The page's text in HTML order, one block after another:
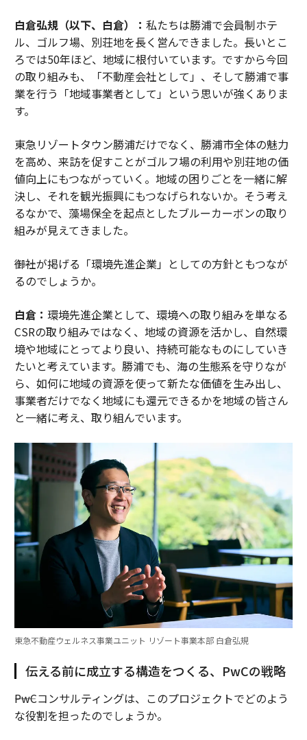
白倉弘規（以下、白倉）： 私たちは勝浦で会員制ホテ
ル、ゴルフ場、別荘地を長く営んできました。長いとこ
ろでは50年ほど、地域に根付いています。ですから今回
の取り組みも、「不動産会社として」、そして勝浦で事
業を行う「地域事業者として」という思いが強くありま
す。
東急リゾートタウン勝浦だけでなく、勝浦市全体の魅力
を高め、来訪を促すことがゴルフ場の利用や別荘地の価
値向上にもつながっていく。地域の困りごとを一緒に解
決し、それを観光振興にもつなげられないか。そう考え
るなかで、藻場保全を起点としたブルーカーボンの取り
組みが見えてきました。
――御社が掲げる「環境先進企業」としての方針ともつなが
るのでしょうか。
白倉： 環境先進企業として、環境への取り組みを単なる
CSRの取り組みではなく、地域の資源を活かし、自然環
境や地域にとってより良い、持続可能なものにしていき
たいと考えています。勝浦でも、海の生態系を守りなが
ら、如何に地域の資源を使って新たな価値を生み出し、
事業者だけでなく地域にも還元できるかを地域の皆さん
と一緒に考え、取り組んでいます。
東急不動産ウェルネス事業ユニット リゾート事業本部 白倉弘規
伝える前に成立する構造をつくる、PwCの戦略
――PwCコンサルティングは、このプロジェクトでどのよう
な役割を担ったのでしょうか。